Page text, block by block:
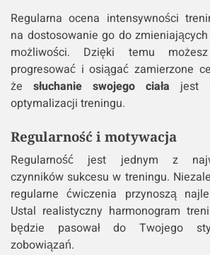
Regularna ocena intensywności
na dostosowanie go do
możliwości. Dzięki temu
progresować i osiągać zamierzone
żesłuchanie swojego ciała jest
optymalizacji treningu.
Regularność i motywacja
Regularność jest jednym z
czynników sukcesu w treningu.
regularne ćwiczenia przynoszą
Ustal realistyczny harmonogram
będzie pasował do Twojego
zobowiązań.